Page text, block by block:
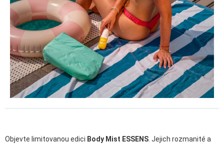
Objevte limitovanou edici Body Mist ESSENS . Jejich rozmanité a